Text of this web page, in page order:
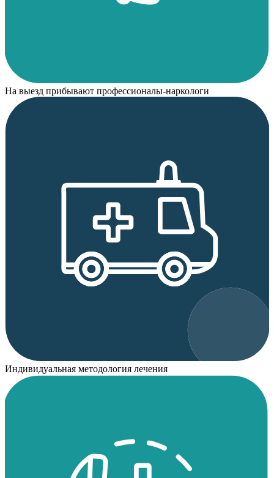
На выезд прибывают профессионалы-наркологи
Индивидуальная методология лечения